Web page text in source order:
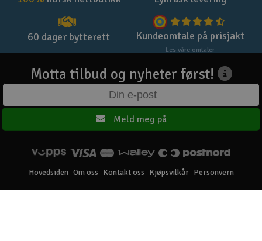
60 dager bytterett Kundeomtale på prisjakt
Les våre omtaler
Motta tilbud og nyheter først!
Meld meg på
Hovedsiden Om oss Kontakt oss Kjøpsvilkår Personvern